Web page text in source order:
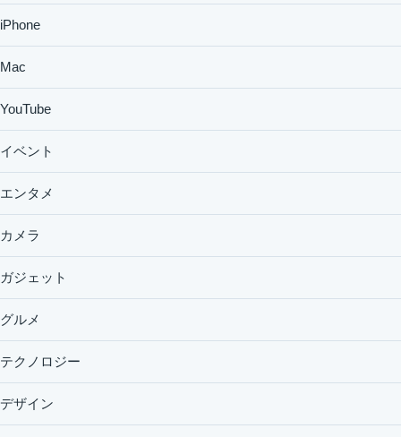
iPhone
Mac
YouTube
イベント
エンタメ
カメラ
ガジェット
グルメ
テクノロジー
デザイン